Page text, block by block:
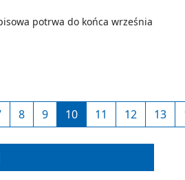
potrwa do końca września
8 9 10 11 12 13